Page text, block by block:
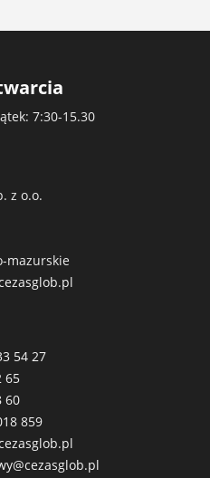
7:30-15.30
z o.o.
mazurskie
54 27
65
60
859